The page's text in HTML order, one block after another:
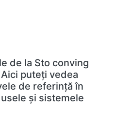
de la Sto conving
puteţi vedea
de referinţă în
şi sistemele